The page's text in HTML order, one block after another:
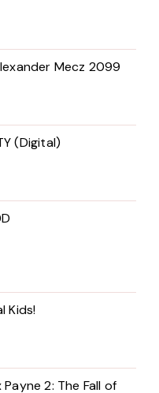
Mecz 2099
(Digital)
Kids!
2: The Fall of